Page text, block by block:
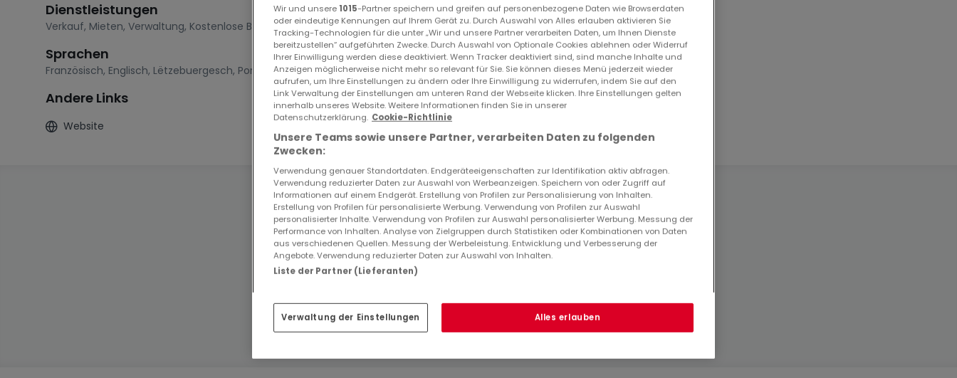
Dienstleistungen
Verkauf, Mieten, Verwaltung, Kostenlose Bewertung
Sprachen
Französisch, Englisch, Lëtzebuergesch, Português
Andere Links
Website
Auszeichnungen
Seit mehr als 15 Jahren
Wir und unsere 1015-Partner speichern und greifen auf personenbezogene Daten wie Browserdaten
oder eindeutige Kennungen auf Ihrem Gerät zu. Durch Auswahl von Alles erlauben aktivieren Sie
Tracking-Technologien für die unter „Wir und unsere Partner verarbeiten Daten, um Ihnen Dienste
bereitzustellen“ aufgeführten Zwecke. Durch Auswahl von Optionale Cookies ablehnen oder Widerruf
Ihrer Einwilligung werden diese deaktiviert. Wenn Tracker deaktiviert sind, sind manche Inhalte und
Anzeigen möglicherweise nicht mehr so relevant für Sie. Sie können dieses Menü jederzeit wieder
aufrufen, um Ihre Einstellungen zu ändern oder Ihre Einwilligung zu widerrufen, indem Sie auf den
Link Verwaltung der Einstellungen am unteren Rand der Webseite klicken. Ihre Einstellungen gelten
innerhalb unseres Website. Weitere Informationen finden Sie in unserer
Datenschutzerklärung. Cookie-Richtlinie
Unsere Teams sowie unsere Partner, verarbeiten Daten zu folgenden
Zwecken:
Verwendung genauer Standortdaten. Endgeräteeigenschaften zur Identifikation aktiv abfragen.
Verwendung reduzierter Daten zur Auswahl von Werbeanzeigen. Speichern von oder Zugriff auf
Informationen auf einem Endgerät. Erstellung von Profilen zur Personalisierung von Inhalten.
Erstellung von Profilen für personalisierte Werbung. Verwendung von Profilen zur Auswahl
personalisierter Inhalte. Verwendung von Profilen zur Auswahl personalisierter Werbung. Messung der
Performance von Inhalten. Analyse von Zielgruppen durch Statistiken oder Kombinationen von Daten
aus verschiedenen Quellen. Messung der Werbeleistung. Entwicklung und Verbesserung der
Angebote. Verwendung reduzierter Daten zur Auswahl von Inhalten.
Liste der Partner (Lieferanten)
Verwaltung der Einstellungen Alles erlauben